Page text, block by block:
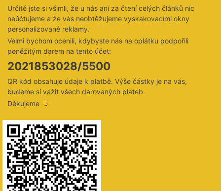
Určitě jste si všimli, že u nás ani za čtení celých článků nic
neúčtujeme a že vás neobtěžujeme vyskakovacími okny
personalizované reklamy.
Velmi bychom ocenili, kdybyste nás na oplátku podpořili
peněžitým darem na tento účet:
2021853028/5500
QR kód obsahuje údaje k platbě. Výše částky je na vás,
budeme si vážit všech darovaných plateb.
Děkujeme 😊